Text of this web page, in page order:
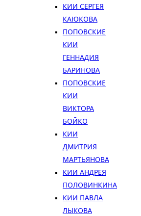
КИИ СЕРГЕЯ
КАЮКОВА
ПОПОВСКИЕ
КИИ
ГЕННАДИЯ
БАРИНОВА
ПОПОВСКИЕ
КИИ
ВИКТОРА
БОЙКО
КИИ
ДМИТРИЯ
МАРТЬЯНОВА
КИИ АНДРЕЯ
ПОЛОВИНКИНА
КИИ ПАВЛА
ЛЫКОВА